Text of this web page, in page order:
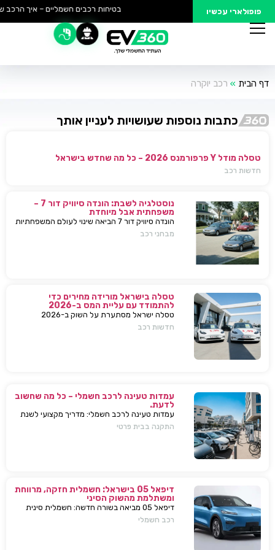
פופולארי עכשיו בטיחות רכבים חשמליים – איך הרכב
דף הבית » רכב יוקרה
כתבות נוספות שעושויות לעניין אותך
טסלה מודל Y פרפורמנס 2026 – כל מה שחדש בישראל
חדשות רכב
נוסטלגיה לשבת: הונדה סיוויק דור 7 –
משפחתית אבל מיוחדת
הונדה סיוויק דור 7 הביאה שינוי לעולם המשפחתיות
בישראל — כל מה שחשוב לדעת, מפרטים ועד
מבחני רכב
טסלה בישראל מורידה מחירים כדי
להתמודד עם עליית המס ב-2026
טסלה ישראל מסתערת על השוק ב-2026
ומבצעת הפחתות מחירים של עשרות אלפי שקלים
חדשות רכב
עמדות טעינה לרכב חשמלי – כל מה שחשוב
לדעת.
עמדות טעינה לרכב חשמלי: מדריך מקצועי לשנת
2025. בחירת עמדת טעינה, התקנה בבית או
התקנה בבית פרטי
דיפאל 05 בישראל: חשמלית חזקה, מרווחת
ומשתלמת מהשוק הסיני
דיפאל 05 מביאה בשורה חדשה: חשמלית סינית
חזקה, גדולה וזולה שמאיימת לערער את מתחרות
רכב חשמלי